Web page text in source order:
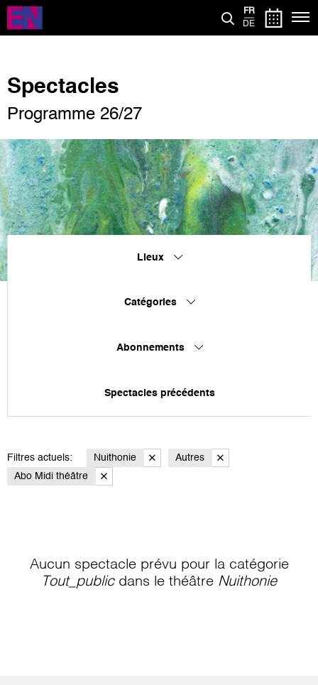
Aller
contenu
FR
DE
Spectacles
Programme 26/27
Lieux
Catégories
Abonnements
Spectacles précédents
Filtres actuels: Nuithonie
Autres
Abo Midi théâtre
Aucun spectacle prévu pour la catégorie
Tout_publicdans le théâtre Nuithonie